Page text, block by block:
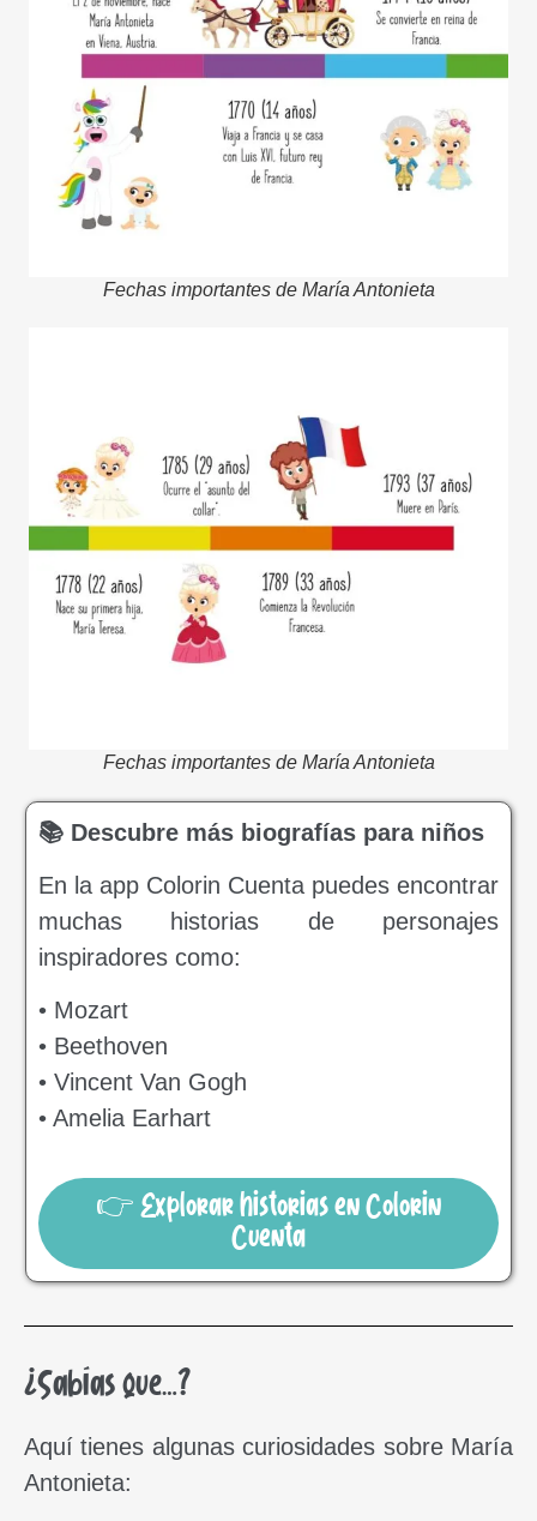
Fechas importantes de María Antonieta
Fechas importantes de María Antonieta
📚 Descubre más biografías para niños
En la app Colorin Cuenta puedes encontrar
muchas historias de personajes
inspiradores como:
• Mozart
• Beethoven
• Vincent Van Gogh
• Amelia Earhart
👉 Explorar historias en Colorin
Cuenta
¿Sabías que…?
Aquí tienes algunas curiosidades sobre María
Antonieta: